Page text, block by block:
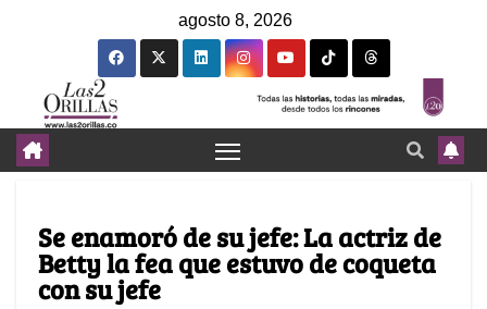
agosto 8, 2026
Se enamoró de su jefe: La actriz de
Betty la fea que estuvo de coqueta
con su jefe